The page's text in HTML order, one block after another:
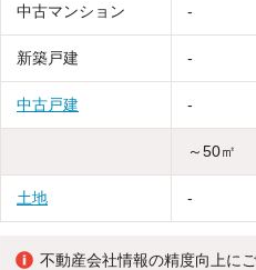
中古マンション -
新築戸建 -
中古戸建 -
～50㎡
土地 -
不動産会社情報の精度向上に